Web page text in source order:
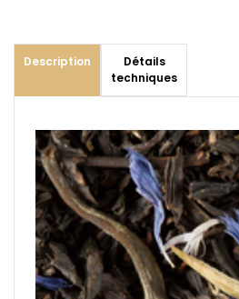
Description
Détails
techniques